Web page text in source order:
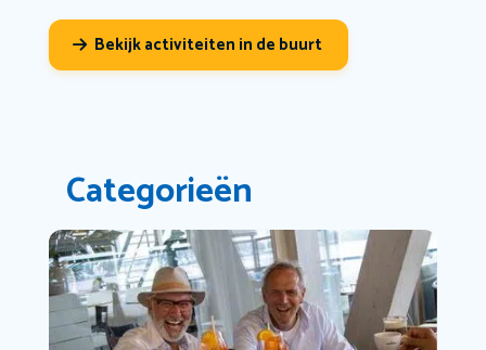
Bekijk activiteiten in de buurt
Categorieën